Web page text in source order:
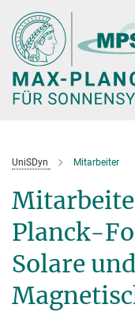
Hauptinhalt
UniSDyn Mitarbeiter
Planck-
Solare